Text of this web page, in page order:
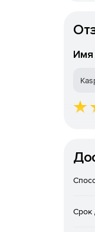
Имя
Срок